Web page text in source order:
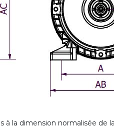
la dimension normalisée de